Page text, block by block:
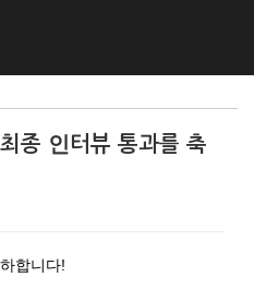
종 인터뷰 통과를 축
합니다!